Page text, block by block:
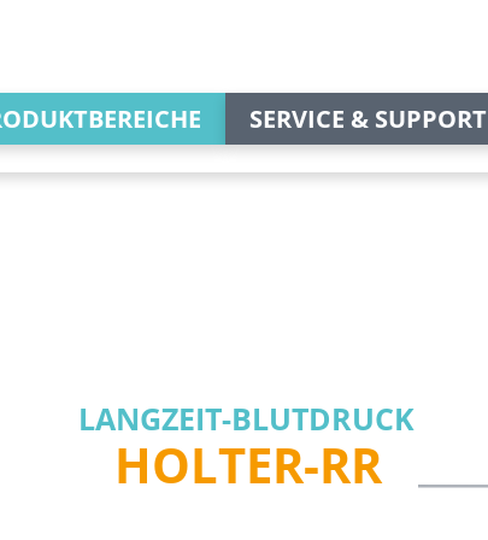
SERVICE & SUPPORT
LANG­ZEIT-BLUT­DRUCK
HOLTER-RR